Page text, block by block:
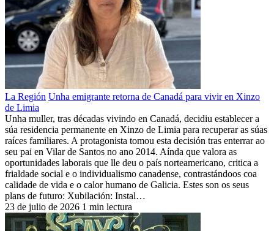
La Región Unha emigrante retorna de Canadá para vivir en Xinzo
de Limia
Unha muller, tras décadas vivindo en Canadá, decidiu establecer a
súa residencia permanente en Xinzo de Limia para recuperar as súas
raíces familiares. A protagonista tomou esta decisión tras enterrar ao
seu pai en Vilar de Santos no ano 2014. Aínda que valora as
oportunidades laborais que lle deu o país norteamericano, critica a
frialdade social e o individualismo canadense, contrastándoos coa
calidade de vida e o calor humano de Galicia. Estes son os seus
plans de futuro: Xubilación: Instal…
23 de julio de 2026 1 min lectura